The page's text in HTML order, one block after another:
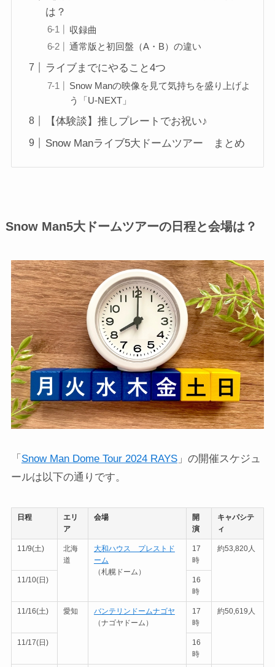
は？
収録曲
通常版と初回盤（A・B）の違い
ライブまでにやること4つ
Snow Manの映像を見て気持ちを盛り上げよ
う「U-NEXT」
【体験談】推しプレートでお祝い♪
Snow Manライブ5大ドームツアー まとめ
Snow Man5大ドームツアーの日程と会場は？
「 Snow Man Dome Tour 2024 RAYS」の開催スケジュ
ールは以下の通りです。
日程
エリ
ア
会場
開
演
キャパシテ
ィ
11/9(土)
北海
道
大和ハウス プレストド
ーム
（札幌ドーム）
17
時
約53,820人
11/10(日)
16
時
11/16(土) 愛知
バンテリンドームナゴヤ
（ナゴヤドーム）
17
時
約50,619人
11/17(日)
16
時